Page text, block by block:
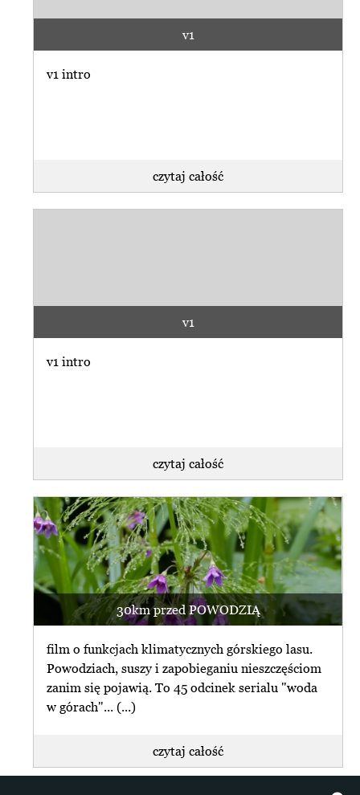
v1
v1 intro
czytaj całość
v1
v1 intro
czytaj całość
30km przed POWODZIĄ
film o funkcjach klimatycznych górskiego lasu.
Powodziach, suszy i zapobieganiu nieszczęściom
zanim się pojawią. To 45 odcinek serialu "woda
w górach"... (...)
czytaj całość